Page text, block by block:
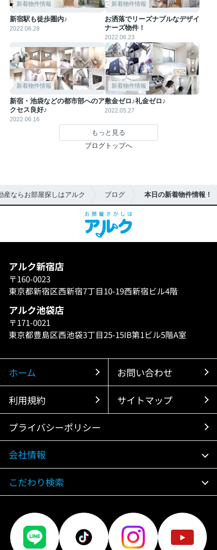
新着物件情報
新宿駅も徒歩圏内♪
2022.06.28
新着物件情報
お洒落でリーズナブルなデザイ
ナーズ物件！
2022.06.23
新着物件情報
新宿・池袋などの都市部へのア
クセス良好♪
2022.06.16
新着物件情報
敷金ゼロ♪礼金ゼロ♪
2022.05.27
もっと見る
ブログトップへ
産ならお部屋探しはアルク ブログ 本日の新着物件情報！
アルク新宿店
〒160-0023
東京都新宿区西新宿7丁目10-19西新宿ビル4階
アルク池袋店
〒171-0021
東京都豊島区西池袋3丁目25-15IB第1ビル5階A室
ホーム お問い合わせ
利用規約 サイトマップ
プライバシーポリシー
会社情報
こだわり検索